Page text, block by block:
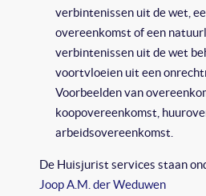
verbintenissen uit de wet,
overeenkomst of een
verbintenissen uit de wet
voortvloeien uit een
Voorbeelden van
koopovereenkomst,
arbeidsovereenkomst.
De Huisjurist services staan
Joop A.M. der Weduwen